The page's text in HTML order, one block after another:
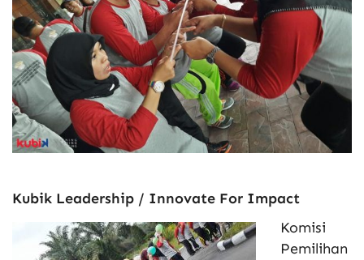
Kubik Leadership / Innovate For Impact
Komisi
Pemilihan